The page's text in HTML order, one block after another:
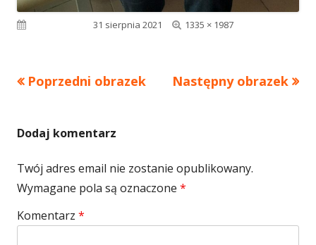
Opublikowano31 sierpnia 2021
Pełny
1335 × 1987
Poprzedni obrazek Następny obrazek
Dodaj komentarz
Twój adres email nie zostanie opublikowany.
Wymagane pola są oznaczone *
Komentarz *